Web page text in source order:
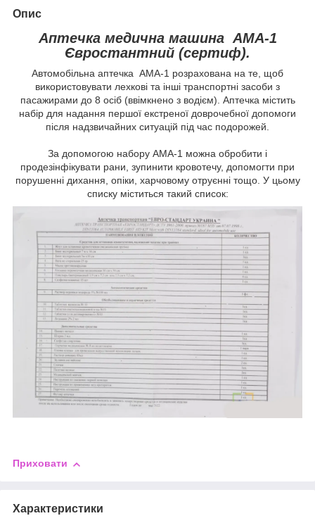
Опис
Аптечка медична машина АМА-1
Євростантний (сертиф).
Автомобільна аптечка АМА-1 розрахована на те, щоб
використовувати лехкові та інші транспортні засоби з
пасажирами до 8 осіб (ввімкнено з водієм). Аптечка містить
набір для надання першої екстреної доврочебної допомоги
після надзвичайних ситуацій під час подорожей.
За допомогою набору АМА-1 можна обробити і
продезінфікувати рани, зупинити кровотечу, допомогти при
порушенні дихання, опіки, харчовому отруєнні тощо. У цьому
списку міститься такий список:
Приховати
Характеристики